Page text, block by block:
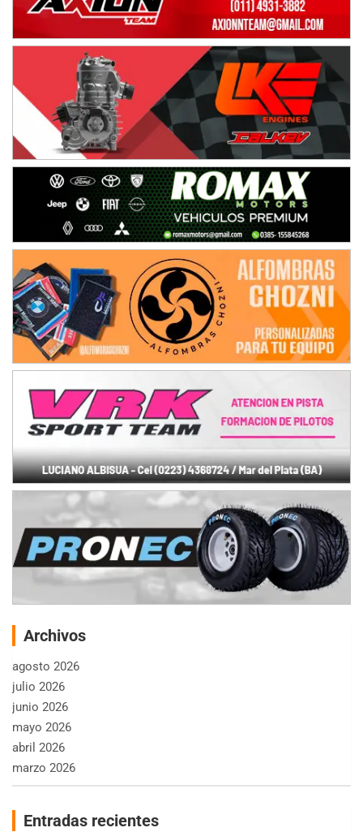
Archivos
agosto 2026
julio 2026
junio 2026
mayo 2026
abril 2026
marzo 2026
Entradas recientes